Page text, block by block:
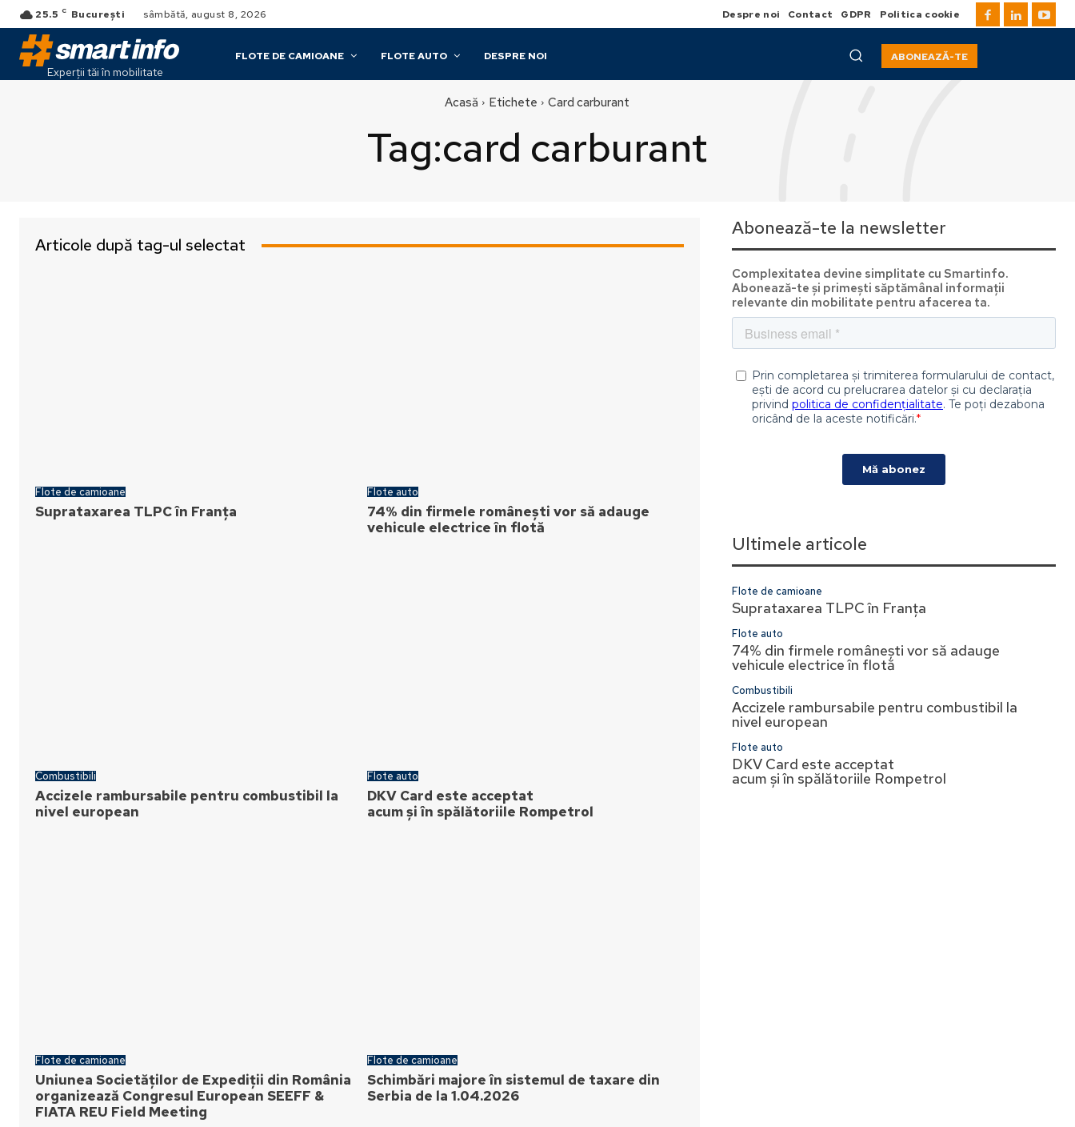
25.5 C București sâmbătă, august 8, 2026 Despre noi Contact GDPR Politica cookie
Experții tăi în mobilitate
FLOTE DE CAMIOANE FLOTE AUTO DESPRE NOI ABONEAZĂ-TE
Acasă Etichete Card carburant
Tag:card carburant
Articole după tag-ul selectat
Flote de camioane
Suprataxarea TLPC în Franța
Flote auto
74% din firmele românești vor să adauge
vehicule electrice în flotă
Combustibili
Accizele rambursabile pentru combustibil la
nivel european
Flote auto
DKV Card este acceptat
acum și în spălătoriile Rompetrol
Flote de camioane
Uniunea Societăților de Expediții din România
organizează Congresul European SEEFF &
FIATA REU Field Meeting
Flote de camioane
Schimbări majore în sistemul de taxare din
Serbia de la 1.04.2026
Abonează-te la newsletter
Complexitatea devine simplitate cu Smartinfo.
Abonează-te și primești săptămânal informații
relevante din mobilitate pentru afacerea ta.
Ultimele articole
Flote de camioane
Suprataxarea TLPC în Franța
Flote auto
74% din firmele românești vor să adauge
vehicule electrice în flotă
Combustibili
Accizele rambursabile pentru combustibil la
nivel european
Flote auto
DKV Card este acceptat
acum și în spălătoriile Rompetrol